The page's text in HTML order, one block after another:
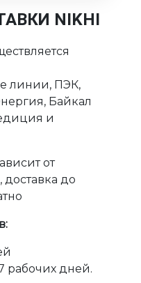
NIKHI
линии, ПЭК,
Байкал
и
от
доставка до
рабочих дней.